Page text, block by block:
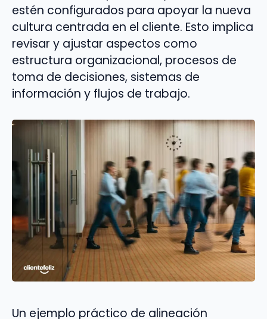
estén configurados para apoyar la nueva
cultura centrada en el cliente. Esto implica
revisar y ajustar aspectos como
estructura organizacional, procesos de
toma de decisiones, sistemas de
información y flujos de trabajo.
Un ejemplo práctico de alineación